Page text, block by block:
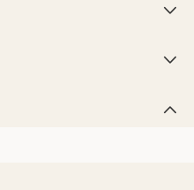


